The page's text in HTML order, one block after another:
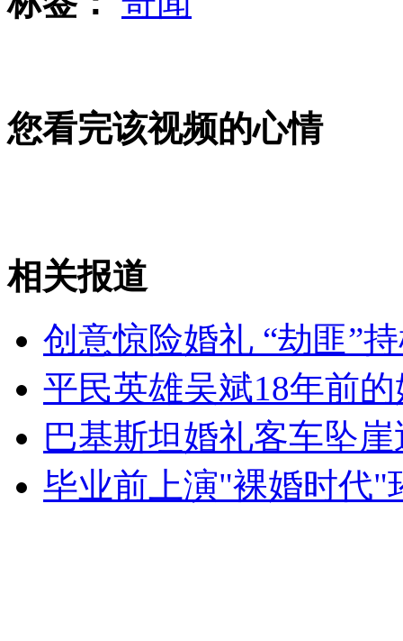
詹姆斯获MVP 苦尽甘来终成霸业
撞击瞬间慢动作精彩震撼
山西运城恶犬咬伤多人 警民合力深夜将其击毙
女孩北京地铁殴打老人 痛下狠手拳打脚踢
无痛分娩是否安全 医生回应
外交部：反对强权政治霸凌主义
您看完该视频的心情
相关报道
创意惊险婚礼 “劫匪”
平民英雄吴斌18年前
巴基斯坦婚礼客车坠
毕业前上演"裸婚时代"